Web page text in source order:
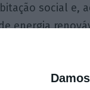
social e,
energia
de forma
pelo recurso à
tem